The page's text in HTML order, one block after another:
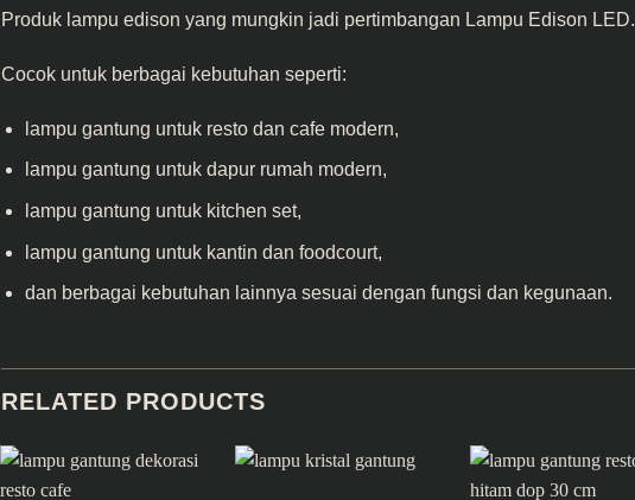
Produk lampu edison yang mungkin jadi pertimbangan Lampu Edison LED.
Cocok untuk berbagai kebutuhan seperti:
lampu gantung untuk resto dan cafe modern,
lampu gantung untuk dapur rumah modern,
lampu gantung untuk kitchen set,
lampu gantung untuk kantin dan foodcourt,
dan berbagai kebutuhan lainnya sesuai dengan fungsi dan kegunaan.
RELATED PRODUCTS